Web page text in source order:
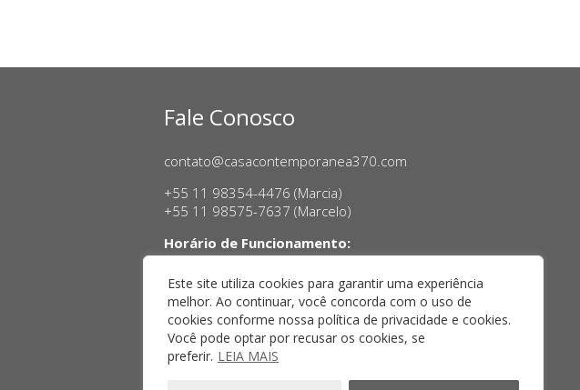
Este site utiliza cookies para garantir uma experiência
melhor. Ao continuar, você concorda com o uso de
cookies conforme nossa política de privacidade e cookies.
Você pode optar por recusar os cookies, se
preferir. LEIA MAIS
Fale Conosco
contato@casacontemporanea370.com
+55 11 98354-4476 (Marcia)
+55 11 98575-7637 (Marcelo)
Horário de Funcionamento:
Terça a sexta-feira, das 14h às 18h
Sábado das 11h às 17h